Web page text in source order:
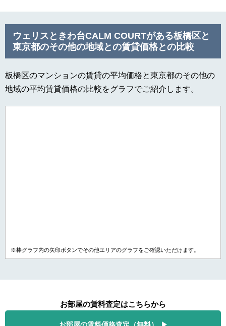
ウェリスときわ台CALM COURTがある板橋区と
東京都のその他の地域との賃貸価格との比較
板橋区のマンションの賃貸の平均価格と東京都のその他の
地域の平均賃貸価格の比較をグラフでご紹介します。
※棒グラフ内の矢印ボタンでその他エリアのグラフをご確認いただけます。
お部屋の賃料査定はこちらから